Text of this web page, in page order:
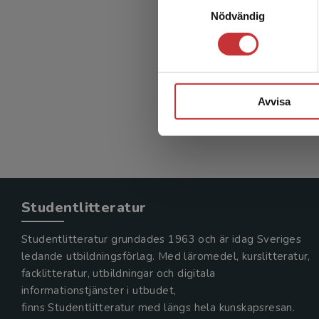
Nödvändig
Avvisa
Exkl.
Studentlitteratur
Studentlitteratur grundades 1963 och är idag Sveriges
ledande utbildningsförlag. Med läromedel, kurslitteratur,
facklitteratur, utbildningar och digitala
informationstjänster i utbudet,
finns Studentlitteratur med längs hela kunskapsresan.